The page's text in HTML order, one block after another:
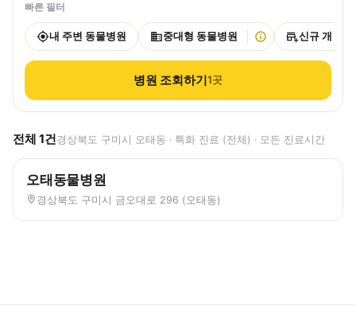
빠른 필터
내 주변 동물병원 중대형 동물병원 신규 개원
병원 조회하기1곳
전체 1건경상북도 구미시 오태동 · 특화 진료 (전체) · 모든 진료시간
오태동물병원
경상북도 구미시 금오대로 296 (오태동)